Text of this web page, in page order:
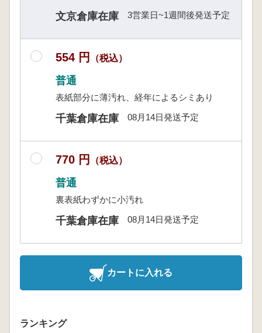
文京倉庫在庫 3営業日~1週間後発送予定
554 円 （税込）
普通
表紙部分に薄汚れ、経年によるシミあり
千葉倉庫在庫 08月14日発送予定
770 円 （税込）
普通
裏表紙わずかに小汚れ
千葉倉庫在庫 08月14日発送予定
カートに入れる
ランキング